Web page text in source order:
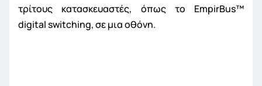
τρίτους κατασκευαστές, όπως το EmpirBus™
digital switching, σε μια οθόνη.